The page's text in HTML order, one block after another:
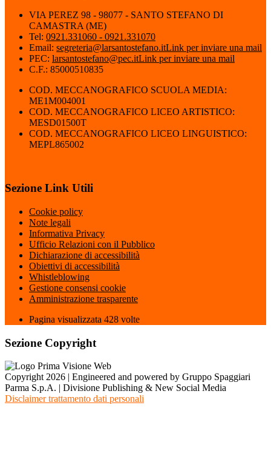
VIA PEREZ 98 - 98077 - SANTO STEFANO DI
CAMASTRA (ME)
Tel: 0921.331060 - 0921.331070
Email: segreteria@larsantostefano.itLink per inviare una mail
PEC: larsantostefano@pec.itLink per inviare una mail
C.F.: 85000510835
COD. MECCANOGRAFICO SCUOLA MEDIA:
ME1M004001
COD. MECCANOGRAFICO LICEO ARTISTICO:
MESD01500T
COD. MECCANOGRAFICO LICEO LINGUISTICO:
MEPL865002
Sezione Link Utili
Cookie policy
Note legali
Informativa Privacy
Ufficio Relazioni con il Pubblico
Dichiarazione di accessibilità
Obiettivi di accessibilità
Whistleblowing
Gestione consensi cookie
Amministrazione trasparente
Pagina visualizzata 428 volte
Sezione Copyright
Copyright 2026 | Engineered and powered by Gruppo Spaggiari
Parma S.p.A. | Divisione Publishing & New Social Media
Disclaimer trattamento dati personali